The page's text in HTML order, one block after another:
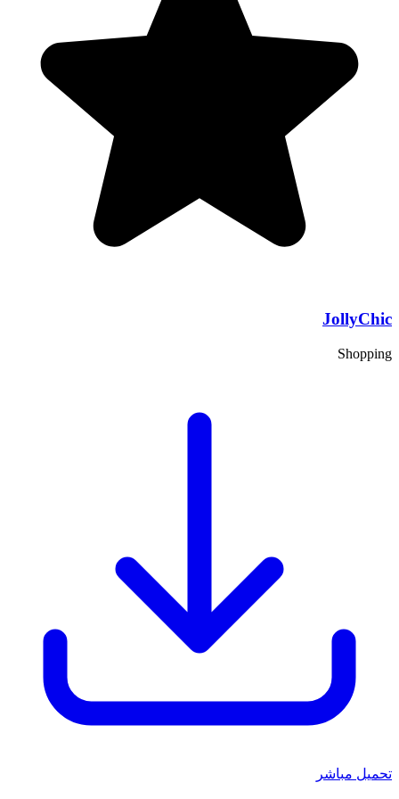
JollyChic
Shopping
تحميل مباشر